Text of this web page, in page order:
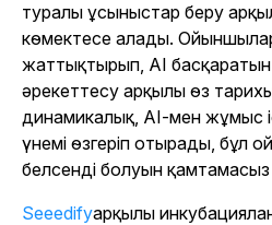
туралы ұсыныстар беру
көмектесе алады. Ойыншылар
жаттықтырып, AI
әрекеттесу арқылы өз
динамикалық, AI-мен жұмыс
үнемі өзгеріп отырады, бұл
белсенді болуын қамтамасыз
Seeedifyарқылы